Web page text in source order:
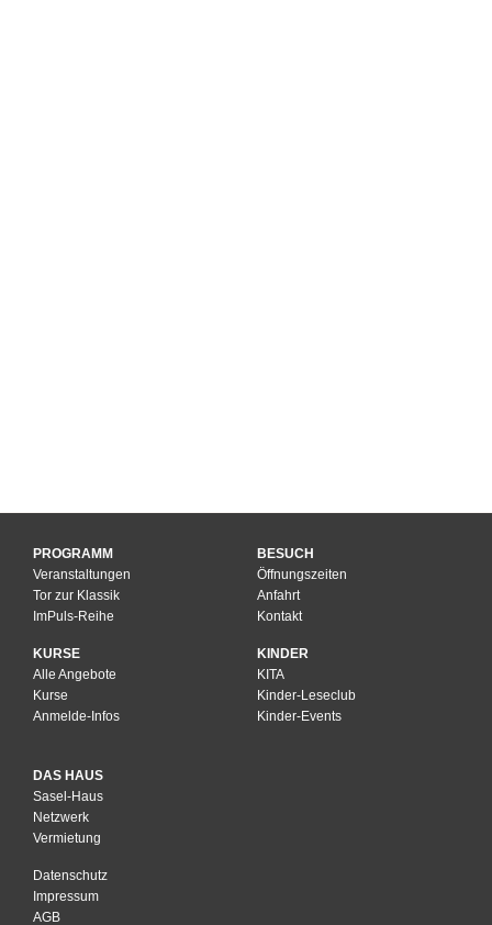
PROGRAMM
Veranstaltungen
Tor zur Klassik
ImPuls-Reihe
KURSE
Alle Angebote
Kurse
Anmelde-Infos
BESUCH
Öffnungszeiten
Anfahrt
Kontakt
KINDER
KITA
Kinder-Leseclub
Kinder-Events
DAS HAUS
Sasel-Haus
Netzwerk
Vermietung
Datenschutz
Impressum
AGB